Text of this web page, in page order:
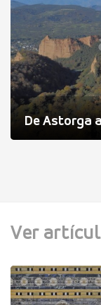
De Astorga
Ver